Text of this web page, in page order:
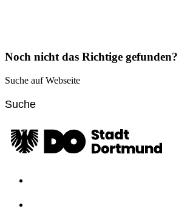
Noch nicht das Richtige gefunden?
Suche auf Webseite